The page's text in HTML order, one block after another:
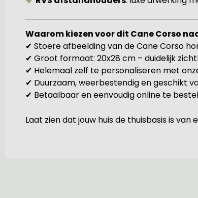
Waarom kiezen voor dit Cane Corso
✔ Stoere afbeelding van de Cane Corso
✔ Groot formaat: 20x28 cm – duidelijk
✔ Helemaal zelf te personaliseren met
✔ Duurzaam, weerbestendig en geschikt
✔ Betaalbaar en eenvoudig online te
Laat zien dat jouw huis de thuisbasis is